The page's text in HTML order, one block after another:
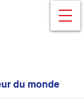
du monde